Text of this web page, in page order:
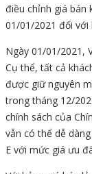
điều chỉnh giá bán
01/01/2021 đối với
Ngày 01/01/2021,
Cụ thể, tất cả
được giữ nguyên
trong tháng 12/
chính sách của
vẫn có thể dễ
E với mức giá ưu